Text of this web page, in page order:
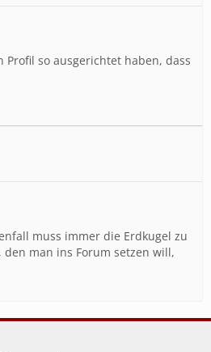
Profil so ausgerichtet haben, dass
muss immer die Erdkugel zu
den man ins Forum setzen will,